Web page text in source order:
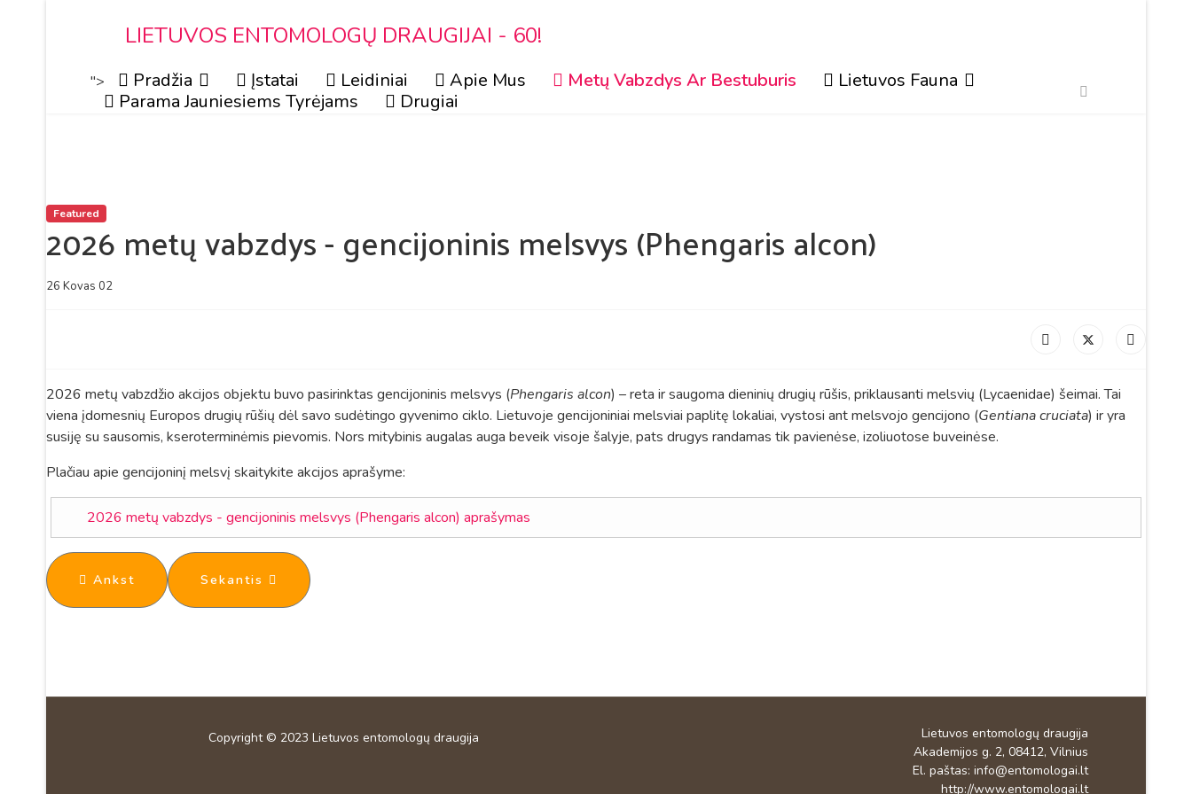
LIETUVOS ENTOMOLOGŲ DRAUGIJAI - 60!
"> Pradžia Įstatai Leidiniai Apie Mus Metų Vabzdys Ar Bestuburis
Lietuvos Fauna
Parama Jauniesiems Tyrėjams
Drugiai
Featured
2026 metų vabzdys - gencijoninis melsvys (Phengaris alcon)
26 Kovas 02
2026 metų vabzdžio akcijos objektu buvo pasirinktas gencijoninis melsvys (Phengaris alcon) – reta ir saugoma dieninių drugių rūšis, priklausanti melsvių (Lycaenidae) šeimai. Tai
viena įdomesnių Europos drugių rūšių dėl savo sudėtingo gyvenimo ciklo. Lietuvoje gencijoniniai melsviai paplitę lokaliai, vystosi ant melsvojo gencijono (Gentiana cruciata) ir yra
susiję su sausomis, kseroterminėmis pievomis. Nors mitybinis augalas auga beveik visoje šalyje, pats drugys randamas tik pavienėse, izoliuotose buveinėse.
Plačiau apie gencijoninį melsvį skaitykite akcijos aprašyme:
2026 metų vabzdys - gencijoninis melsvys (Phengaris alcon) aprašymas
Ankstesnis straipsnis: EPIC Butterfly mokymai – pirmasis žingsnis į dieninių drugių stebėseną
Ankst Kitas straipsnis: Visuotinis LED narių suvažiavimas 2025 gruodžio 13 d.
Sekantis
Copyright © 2023 Lietuvos entomologų draugija
Lietuvos entomologų draugija
Akademijos g. 2, 08412, Vilnius
El. paštas: info@entomologai.lt
http://www.entomologai.lt